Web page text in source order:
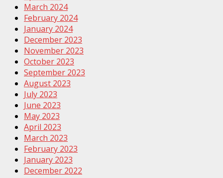
March 2024
February 2024
January 2024
December 2023
November 2023
October 2023
September 2023
August 2023
July 2023
June 2023
May 2023
April 2023
March 2023
February 2023
January 2023
December 2022